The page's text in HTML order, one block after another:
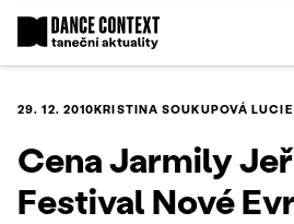
29. 12. 2010KRISTINA SOUKUPOVÁ
Cena Jarmily
Festival Nové